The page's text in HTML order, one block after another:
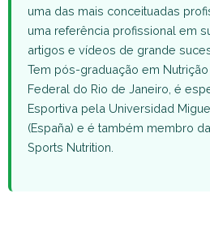
uma das mais conceituadas
uma referência profissional em
artigos e vídeos de grande
Tem pós-graduação em
Federal do Rio de Janeiro, é
Esportiva pela Universidad
(España) e é também membro
Sports Nutrition.